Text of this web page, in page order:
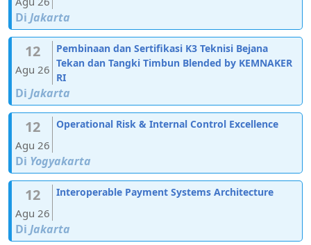
Di Jakarta
12
Agu 26
Pembinaan dan Sertifikasi K3 Teknisi Bejana
Tekan dan Tangki Timbun Blended by KEMNAKER
RI
Di Jakarta
12
Agu 26
Operational Risk & Internal Control Excellence
Di Yogyakarta
12
Agu 26
Interoperable Payment Systems Architecture
Di Jakarta